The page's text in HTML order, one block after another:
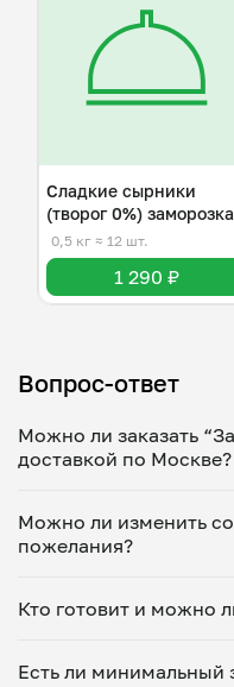
Сладкие сырники
(творог 0%) заморозка
0,5 кг ≈ 12 шт.
1 290 ₽
Вопрос-ответ
Можно ли заказать
доставкой по Москве?
Укажите удобное
домашнее блюдо в
минут. Статус заказа
кабинете, а с
утром на вечер или
Можно ли изменить
пожелания?
ваши предпочтения:
Укажите пожелания
Кто готовит и можно
— проверенный повар
Есть ли минимальный